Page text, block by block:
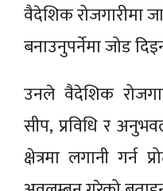
वैदेशिक रोजगारीमा
बनाउनुपर्नेमा जोड
उनले वैदेशिक
सीप, प्रविधि र
क्षेत्रमा लगानी गर्न